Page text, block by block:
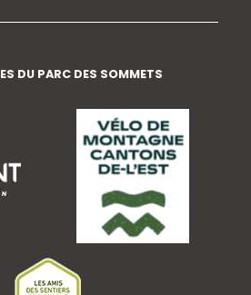
DU PARC DES SOMMETS